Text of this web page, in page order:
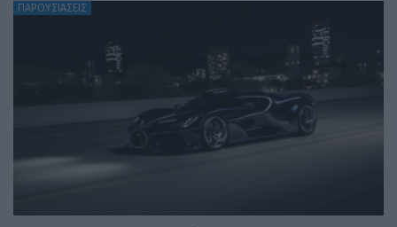
ΠΑΡΟΥΣΙΑΣΕΙΣ